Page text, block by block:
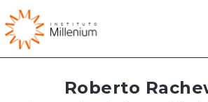
Roberto